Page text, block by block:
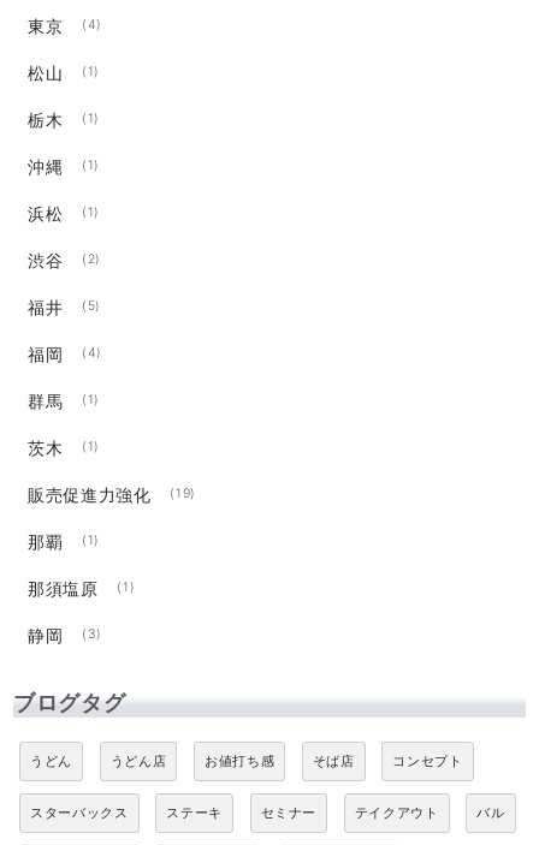
東京 (4)
松山 (1)
栃木 (1)
沖縄 (1)
浜松 (1)
渋谷 (2)
福井 (5)
福岡 (4)
群馬 (1)
茨木 (1)
販売促進力強化 (19)
那覇 (1)
那須塩原 (1)
静岡 (3)
ブログタグ
うどん うどん店 お値打ち感 そば店 コンセプト
スターバックス ステーキ セミナー テイクアウト バル